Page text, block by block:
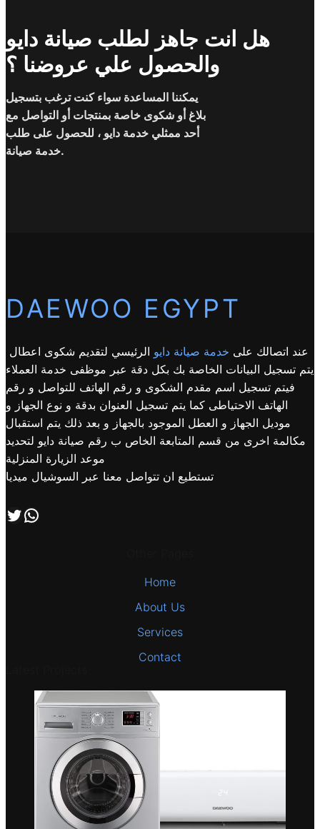
هل انت جاهز لطلب صيانة دايو
والحصول علي عروضنا ؟
يمكننا المساعدة سواء كنت ترغب بتسجيل
بلاغ أو شكوى خاصة بمنتجات أو التواصل مع
أحد ممثلي خدمة دايو ، للحصول على طلب
خدمة صيانة.
DAEWOO EGYPT
عند اتصالك على خدمة صيانة دايو الرئيسي لتقديم شكوى اعطال
يتم تسجيل البيانات الخاصة بك بكل دقة عبر موظفى خدمة العملاء
فيتم تسجيل اسم مقدم الشكوى و رقم الهاتف للتواصل و رقم
الهاتف الاحتياطى كما يتم تسجيل العنوان بدقة و نوع الجهاز و
موديل الجهاز و العطل الموجود بالجهاز و بعد ذلك يتم استقبال
مكالمة اخرى من قسم المتابعة الخاص ب رقم صيانة دايو لتحديد
موعد الزيارة المنزلية
تستطيع ان تتواصل معنا عبر السوشيال ميديا
تابعنا علي صفحة التويتر اتصل بنا علي طريق الوتساب
Home
About Us
Services
Contact